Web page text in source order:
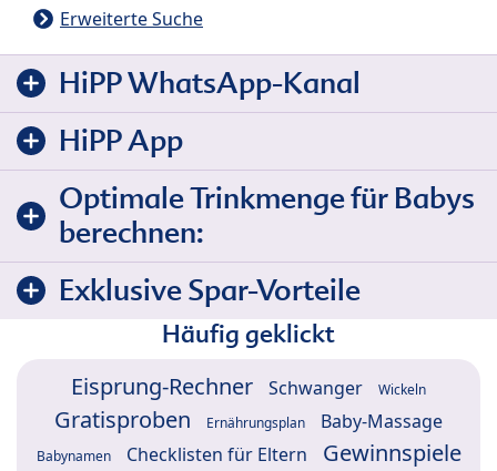
Erweiterte Suche
HiPP WhatsApp-Kanal
HiPP App
Optimale Trinkmenge für Babys
berechnen:
Exklusive Spar-Vorteile
Häufig geklickt
Eisprung-Rechner Schwanger Wickeln
Gratisproben Ernährungsplan Baby-Massage
Babynamen Checklisten für Eltern
Gewinnspiele